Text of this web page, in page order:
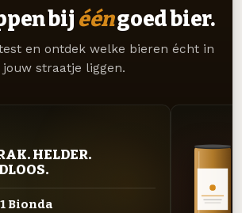
bij ééngoed bier.
en ontdek welke bieren écht in
jouw straatje liggen.
HELDER.
Bionda